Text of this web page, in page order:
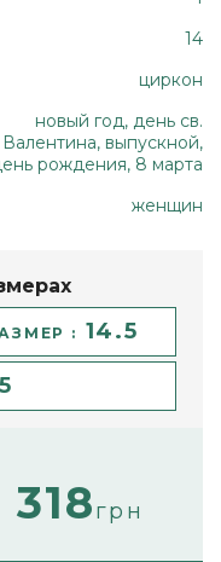
14
циркон
новый год, день св.
Валентина, выпускной,
рождения, 8 марта
женщин
: 14.5
318грн